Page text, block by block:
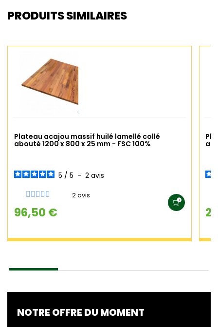
PRODUITS SIMILAIRES
Plateau acajou massif huilé lamellé collé
abouté 1200 x 800 x 25 mm - FSC 100%
5 / 5 - 2 avis
2 avis
96,50 €
NOTRE OFFRE DU MOMENT